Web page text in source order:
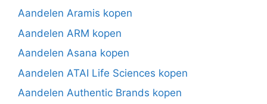
Aandelen Aramis kopen
Aandelen ARM kopen
Aandelen Asana kopen
Aandelen ATAI Life Sciences kopen
Aandelen Authentic Brands kopen